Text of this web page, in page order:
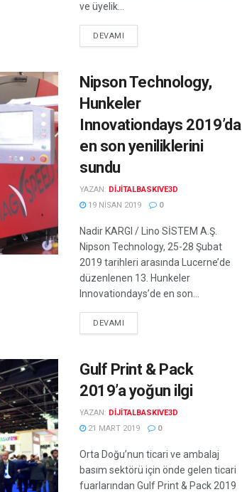
ve üyelik...
DEVAMI
Nipson Technology,
Hunkeler
Innovationdays 2019’da
en son yeniliklerini
sundu
YAZAN: DIJITALBASKIVE3D
19 NISAN 2019
0
Nadir KARGI / Lino SİSTEM A.Ş.
Nipson Technology, 25-28 Şubat
2019 tarihleri arasında Lucerne’de
düzenlenen 13. Hunkeler
Innovationdays’de en son...
DEVAMI
Gulf Print & Pack
2019’a yoğun ilgi
YAZAN: DIJITALBASKIVE3D
21 MART 2019
0
Orta Doğu’nun ticari ve ambalaj
basım sektörü için önde gelen ticari
fuarlarından Gulf Print & Pack 2019